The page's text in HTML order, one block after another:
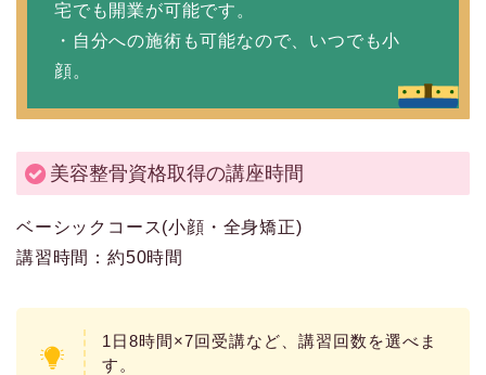
宅でも開業が可能です。
・自分への施術も可能なので、いつでも小
顔。
美容整骨資格取得の講座時間
ベーシックコース(小顔・全身矯正)
講習時間：約50時間
1日8時間×7回受講など、講習回数を選べま
す。